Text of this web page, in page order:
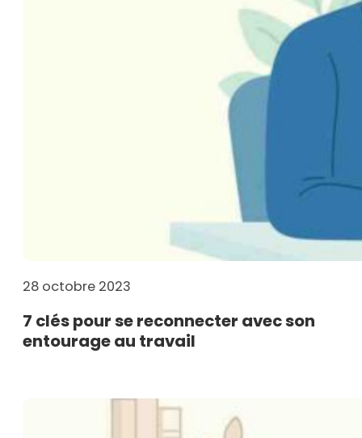
28 octobre 2023
7 clés pour se reconnecter avec son
entourage au travail